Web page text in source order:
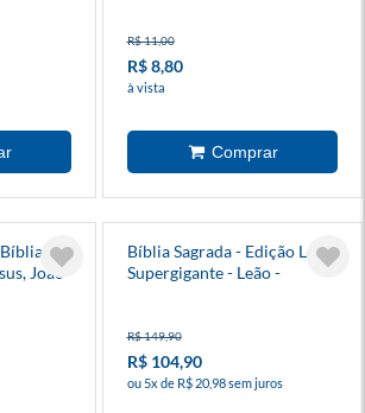
R$ 11,00
R$ 8,80
à vista
João
Bíblia Sagrada - Edição Letra
Supergigante - Leão -
R$ 149,90
R$ 104,90
ou 5x de R$ 20,98 sem juros